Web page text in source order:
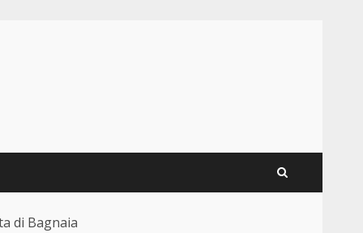
di Bagnaia